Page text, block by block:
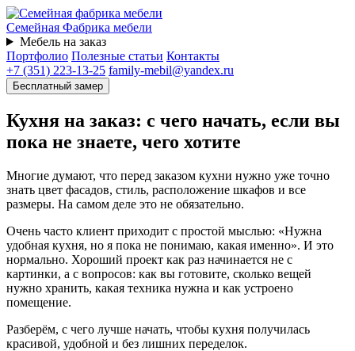
Семейная Фабрика мебели
Мебель на заказ
Портфолио Полезные статьи Контакты
+7 (351) 223-13-25 family-mebil@yandex.ru
Бесплатный замер
Кухня на заказ: с чего начать, если вы
пока не знаете, чего хотите
Многие думают, что перед заказом кухни нужно уже точно
знать цвет фасадов, стиль, расположение шкафов и все
размеры. На самом деле это не обязательно.
Очень часто клиент приходит с простой мыслью: «Нужна
удобная кухня, но я пока не понимаю, какая именно». И это
нормально. Хороший проект как раз начинается не с
картинки, а с вопросов: как вы готовите, сколько вещей
нужно хранить, какая техника нужна и как устроено
помещение.
Разберём, с чего лучше начать, чтобы кухня получилась
красивой, удобной и без лишних переделок.